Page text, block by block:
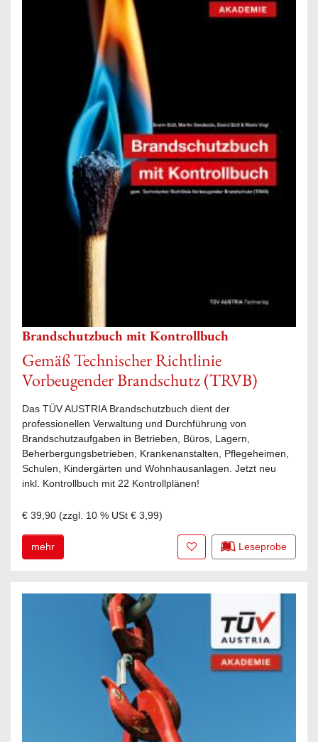
Brandschutzbuch mit Kontrollbuch
Gemäß Technischer Richtlinie
Vorbeugender Brandschutz (TRVB)
Das TÜV AUSTRIA Brandschutzbuch dient der
professionellen Verwaltung und Durchführung von
Brandschutzaufgaben in Betrieben, Büros, Lagern,
Beherbergungsbetrieben, Krankenanstalten, Pflegeheimen,
Schulen, Kindergärten und Wohnhausanlagen. Jetzt neu
inkl. Kontrollbuch mit 22 Kontrollplänen!
€ 39,90 (zzgl. 10 % USt € 3,99)
mehr Zur Merkliste hinzufügen
Leseprobe